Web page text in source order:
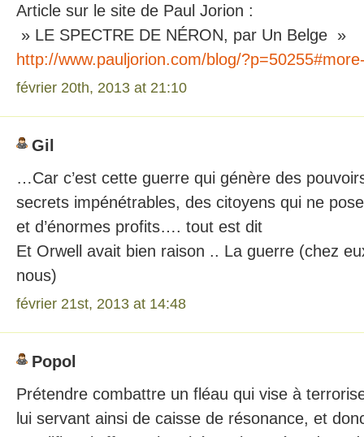
Article sur le site de Paul Jorion :
» LE SPECTRE DE NÉRON, par Un Belge »
http://www.pauljorion.com/blog/
février 20th, 2013 at 21:10
Gil
…Car c’est cette guerre qui génère des
secrets impénétrables, des citoyens qui ne
et d’énormes profits…. tout est dit
Et Orwell avait bien raison .. La guerre (chez
nous)
février 21st, 2013 at 14:48
Popol
Prétendre combattre un fléau qui vise à
lui servant ainsi de caisse de résonance, et